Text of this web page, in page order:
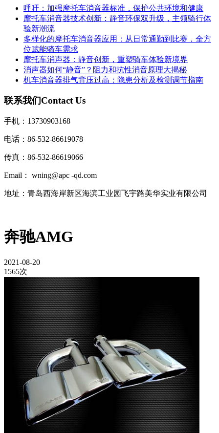
呼吁：加强摩托车消音器标准，保护公共环境和健康
摩托车消音器技术创新：静音环保双升级，主领骑行体
验新潮流
多样化的摩托车消音器应用：从日常通勤到比赛，全方
位赋能骑车需求
摩托车消声器：静音创新，重塑骑车体验新境界
消声器如何“静音”？阻力和抗性消音原理大揭秘
机车消音器排气背压过高：隐患分析及检测调节指南
联系我们Contact Us
手机：13730903168
电话：86-532-86619078
传真：86-532-86619066
Email： wning@apc -qd.com
地址：青岛西海岸新区海滨工业园飞宇路美华实业有限公司
奔驰AMG
2021-08-20
1565次